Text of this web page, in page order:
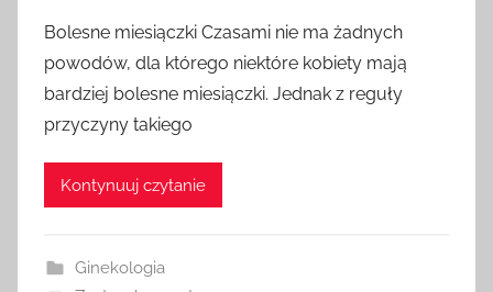
Bolesne miesiączki Czasami nie ma żadnych
powodów, dla którego niektóre kobiety mają
bardziej bolesne miesiączki. Jednak z reguły
przyczyny takiego
Kontynuuj czytanie
Ginekologia